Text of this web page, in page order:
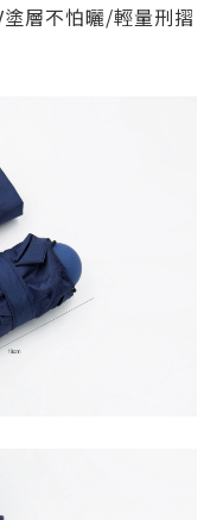
層不怕曬/輕量刑摺